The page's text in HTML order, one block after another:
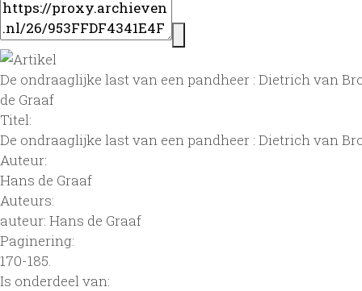
De ondraaglijke last van een pandheer : Dietrich van
de Graaf
Titel:
De ondraaglijke last van een pandheer : Dietrich van
Auteur:
Hans de Graaf
Auteurs:
auteur: Hans de Graaf
Paginering:
170-185.
Is onderdeel van: